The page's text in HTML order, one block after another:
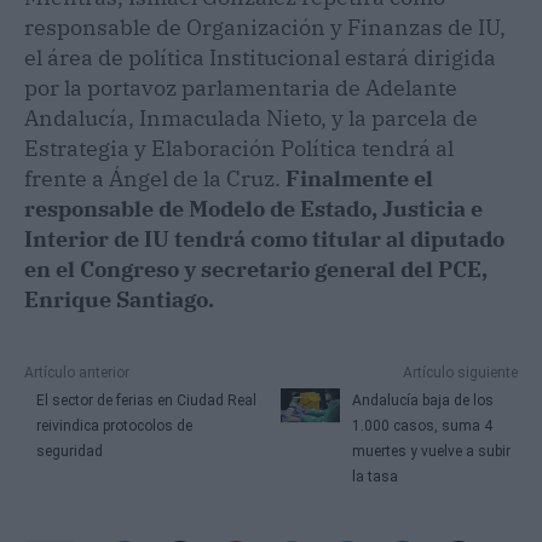
responsable de Organización y Finanzas de IU,
el área de política Institucional estará dirigida
por la portavoz parlamentaria de Adelante
Andalucía, Inmaculada Nieto, y la parcela de
Estrategia y Elaboración Política tendrá al
frente a Ángel de la Cruz. Finalmente el
responsable de Modelo de Estado, Justicia e
Interior de IU tendrá como titular al diputado
en el Congreso y secretario general del PCE,
Enrique Santiago.
Artículo anterior
El sector de ferias en Ciudad Real
reivindica protocolos de
seguridad
Artículo siguiente
Andalucía baja de los
1.000 casos, suma 4
muertes y vuelve a subir
la tasa